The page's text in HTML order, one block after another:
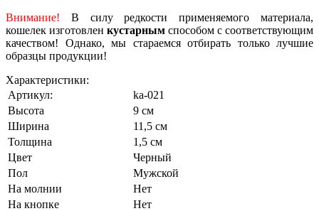
Внимание! В силу редкости применяемого материала,
кошелек изготовлен кустарным способом с соответствующим
качеством! Однако, мы стараемся отбирать только лучшие
образцы продукции!
Характеристики:
Артикул:
ka-021
Высота
9 см
Ширина
11,5 см
Толщина
1,5 см
Цвет
Черный
Пол
Мужской
На молнии
Нет
На кнопке
Нет